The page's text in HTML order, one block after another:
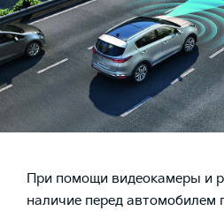
При помощи видеокамеры и
наличие перед автомобилем